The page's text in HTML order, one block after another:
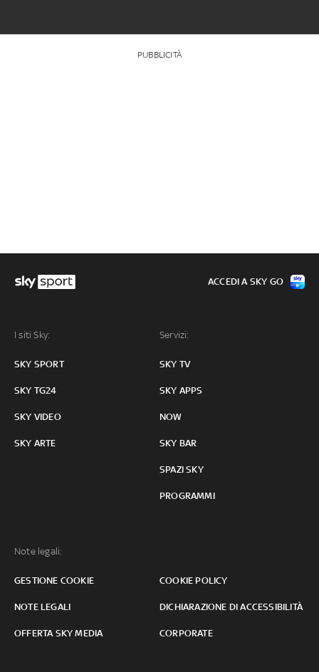
PUBBLICITÀ
I siti Sky:
SKY SPORT
SKY TG24
SKY VIDEO
SKY ARTE
Servizi:
SKY TV
SKY APPS
NOW
SKY BAR
SPAZI SKY
PROGRAMMI
Note legali:
GESTIONE COOKIE COOKIE POLICY
NOTE LEGALI DICHIARAZIONE DI ACCESSIBILITÀ
OFFERTA SKY MEDIA CORPORATE
ACCEDI A SKY GO